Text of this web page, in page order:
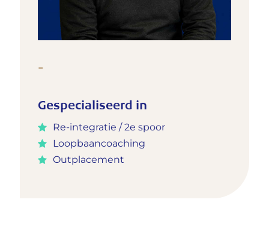
-
Gespecialiseerd in
Re-integratie / 2e spoor
Loopbaancoaching
Outplacement